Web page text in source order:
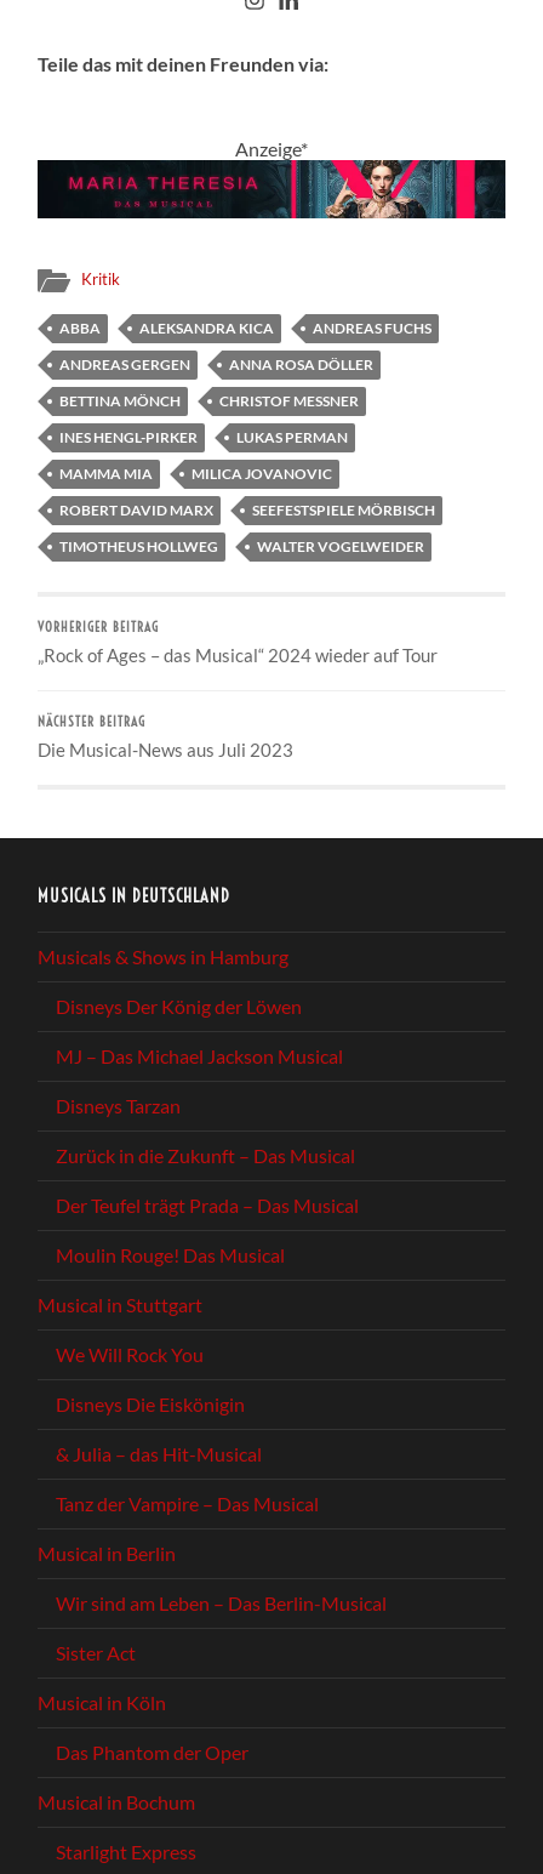
Teile das mit deinen Freunden via:
Anzeige*
Kritik
ABBA ALEKSANDRA KICA
ANDREAS FUCHS
ANDREAS GERGEN
ANNA ROSA DÖLLER
BETTINA MÖNCH
CHRISTOF MESSNER
INES HENGL-PIRKER
LUKAS PERMAN
MAMMA MIA
MILICA JOVANOVIC
ROBERT DAVID MARX
SEEFESTSPIELE MÖRBISCH
TIMOTHEUS HOLLWEG
WALTER VOGELWEIDER
VORHERIGER BEITRAG
„Rock of Ages – das Musical“ 2024 wieder auf Tour
NÄCHSTER BEITRAG
Die Musical-News aus Juli 2023
MUSICALS IN DEUTSCHLAND
Musicals & Shows in Hamburg
Disneys Der König der Löwen
MJ – Das Michael Jackson Musical
Disneys Tarzan
Zurück in die Zukunft – Das Musical
Der Teufel trägt Prada – Das Musical
Moulin Rouge! Das Musical
Musical in Stuttgart
We Will Rock You
Disneys Die Eiskönigin
& Julia – das Hit-Musical
Tanz der Vampire – Das Musical
Musical in Berlin
Wir sind am Leben – Das Berlin-Musical
Sister Act
Musical in Köln
Das Phantom der Oper
Musical in Bochum
Starlight Express